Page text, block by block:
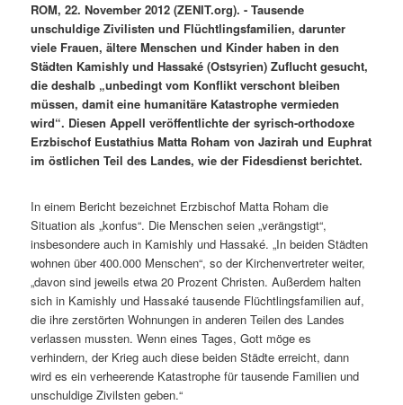
ROM, 22. November 2012 (ZENIT.org). - Tausende
unschuldige Zivilisten und Flüchtlingsfamilien, darunter
viele Frauen, ältere Menschen und Kinder haben in den
Städten Kamishly und Hassaké (Ostsyrien) Zuflucht gesucht,
die deshalb „unbedingt vom Konflikt verschont bleiben
müssen, damit eine humanitäre Katastrophe vermieden
wird“. Diesen Appell veröffentlichte der syrisch-orthodoxe
Erzbischof Eustathius Matta Roham von Jazirah und Euphrat
im östlichen Teil des Landes, wie der Fidesdienst berichtet.
In einem Bericht bezeichnet Erzbischof Matta Roham die
Situation als „konfus“. Die Menschen seien „verängstigt“,
insbesondere auch in Kamishly und Hassaké. „In beiden Städten
wohnen über 400.000 Menschen“, so der Kirchenvertreter weiter,
„davon sind jeweils etwa 20 Prozent Christen. Außerdem halten
sich in Kamishly und Hassaké tausende Flüchtlingsfamilien auf,
die ihre zerstörten Wohnungen in anderen Teilen des Landes
verlassen mussten. Wenn eines Tages, Gott möge es
verhindern, der Krieg auch diese beiden Städte erreicht, dann
wird es ein verheerende Katastrophe für tausende Familien und
unschuldige Zivilsten geben.“